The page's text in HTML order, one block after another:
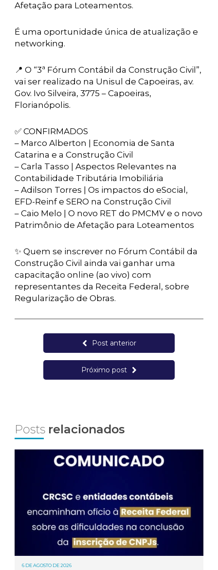
Afetação para Loteamentos.
É uma oportunidade única de atualização e
networking.
📍 O “3ª Fórum Contábil da Construção Civil”,
vai ser realizado na Unisul de Capoeiras, av.
Gov. Ivo Silveira, 3775 – Capoeiras,
Florianópolis.
✅ CONFIRMADOS
– Marco Alberton | Economia de Santa
Catarina e a Construção Civil
– Carla Tasso | Aspectos Relevantes na
Contabilidade Tributária Imobiliária
– Adilson Torres | Os impactos do eSocial,
EFD-Reinf e SERO na Construção Civil
– Caio Melo | O novo RET do PMCMV e o novo
Patrimônio de Afetação para Loteamentos
✨ Quem se inscrever no Fórum Contábil da
Construção Civil ainda vai ganhar uma
capacitação online (ao vivo) com
representantes da Receita Federal, sobre
Regularização de Obras.
Post anterior
Próximo post
Posts relacionados
6 DE AGOSTO DE 2026